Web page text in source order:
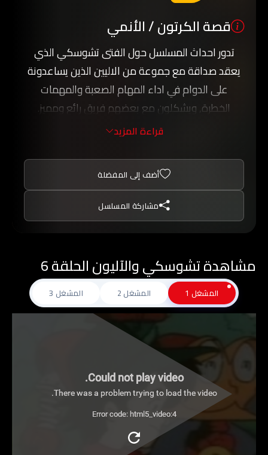
قصة الكرتون / الأنمي
تدور احداث المسلسل حول الفتى تشوسكي الذي
يعقد صداقة مع جموعة من الاليين الذين يساعدونة
على الدوام في اداء المهام الصعبة والمهمات
الخطرة, ويشكلون مع بعضهم فريق رائع ومميز.
كثير من المغامرات والاحداث الشيقة بانتظاركم مع
عبر كرتون عربي.
قراءة المزيد
أضف إلى المفضلة
مشاركة المسلسل
مشاهدة تشوسكي والآليون الحلقة 6
المشغل 1 المشغل 2 المشغل 3
Could not play video.
There was a problem trying to load the video.
Error code: html5_video:4